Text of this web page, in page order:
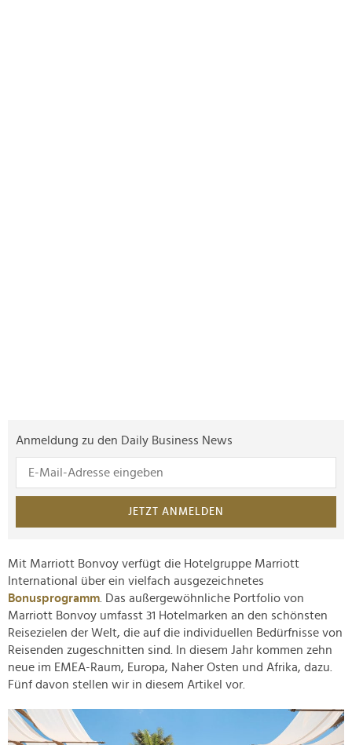
Anmeldung zu den Daily Business News
JETZT ANMELDEN
Mit Marriott Bonvoy verfügt die Hotelgruppe Marriott
International über ein vielfach ausgezeichnetes
Bonusprogramm . Das außergewöhnliche Portfolio von
Marriott Bonvoy umfasst 31 Hotelmarken an den schönsten
Reisezielen der Welt, die auf die individuellen Bedürfnisse von
Reisenden zugeschnitten sind. In diesem Jahr kommen zehn
neue im EMEA-Raum, Europa, Naher Osten und Afrika, dazu.
Fünf davon stellen wir in diesem Artikel vor.